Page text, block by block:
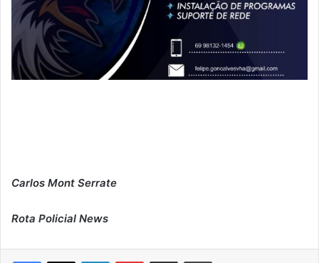
Carlos Mont Serrate
Rota Policial News